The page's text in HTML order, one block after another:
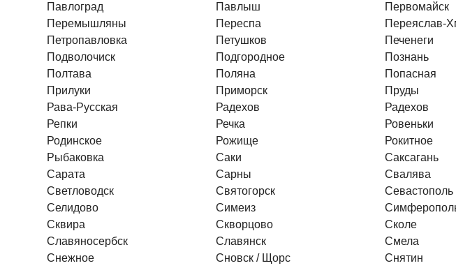
Павлоград
Павлыш Первомайск
Перемышляны
Переспа Переяслав-
Петропавловка
Петушков Печенеги
Подволочиск
Подгородное Познань
Полтава
Поляна Попасная
Прилуки
Приморск Пруды
Рава-Русская
Радехов Радехов
Репки
Речка Ровеньки
Родинское
Рожище Рокитное
Рыбаковка
Саки Саксагань
Сарата
Сарны Свалява
Светловодск
Святогорск Севастополь
Селидово
Симеиз
Сквира
Скворцово Сколе
Славяносербск
Славянск Смела
Снежное
Сновск / Щорс Снятин